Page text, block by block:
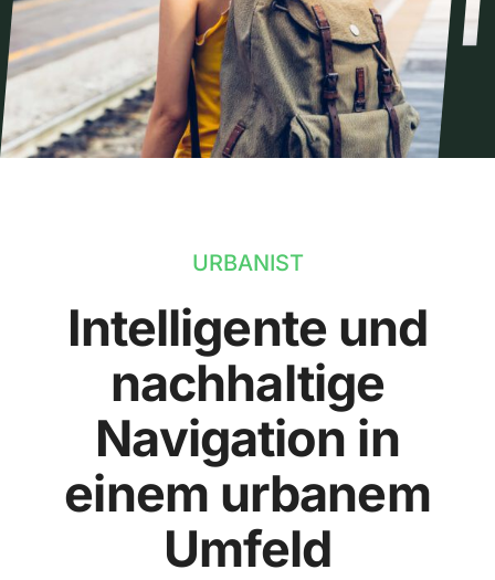
URBANIST
Intelligente und
nachhaltige
Navigation in
einem urbanem
Umfeld